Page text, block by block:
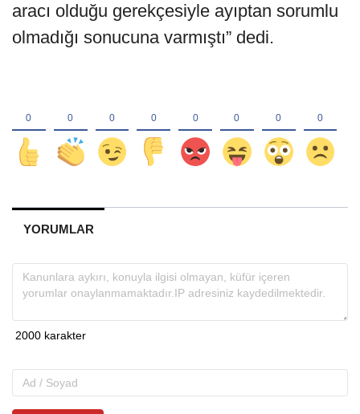
aracı olduğu gerekçesiyle ayıptan sorumlu
olmadığı sonucuna varmıştı” dedi.
YORUMLAR